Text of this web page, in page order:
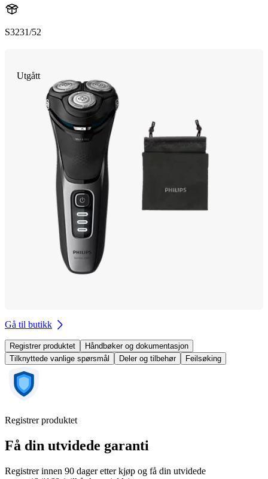
S3231/52
Utgått
Gå til butikk
Registrer produktet
Håndbøker og dokumentasjon
Tilknyttede vanlige spørsmål
Deler og tilbehør Feilsøking
Registrer produktet
Få din utvidede garanti
Registrer innen 90 dager etter kjøp og få din utvidede